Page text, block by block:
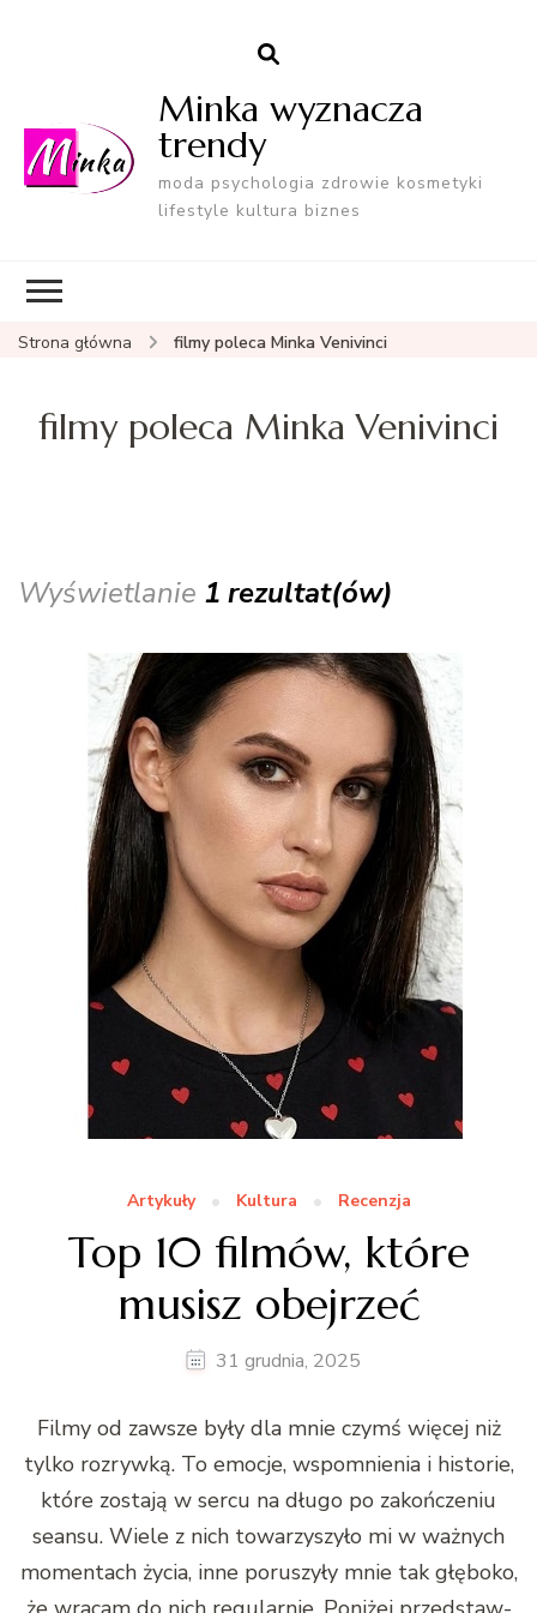
Minka wyznacza
trendy
moda psychologia zdrowie kosmetyki
lifestyle kultura biznes
Strona główna filmy poleca Minka Venivinci
filmy poleca Minka Venivinci
Wyświetlanie 1 rezultat(ów)
Artykuły Kultura Recenzja
Top 10 filmów, które
musisz obejrzeć
31 grudnia, 2025
Filmy od zawsze były dla mnie czymś więcej niż
tylko rozry­wką. To emoc­je, wspom­nienia i his­to­rie,
które zosta­ją w ser­cu na dłu­go po zakończe­niu
sean­su. Wiele z nich towarzyszyło mi w ważnych
momen­tach życia, inne poruszyły mnie tak głęboko,